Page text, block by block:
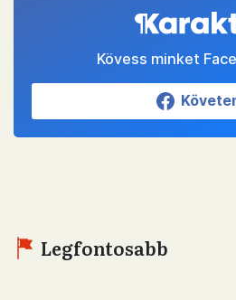
Kövess minket
Legfontosabb